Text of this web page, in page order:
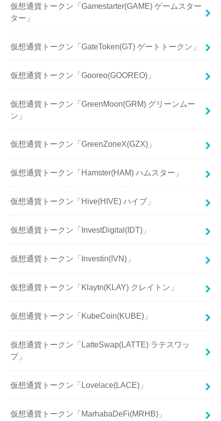
仮想通貨トークン「Gamestarter(GAME) ゲームスター
ター」
仮想通貨トークン「GateToken(GT) ゲートトークン」
仮想通貨トークン「Gooreo(GOOREO)」
仮想通貨トークン「GreenMoon(GRM) グリーンムー
ン」
仮想通貨トークン「GreenZoneX(GZX)」
仮想通貨トークン「Hamster(HAM) ハムスター」
仮想通貨トークン「Hive(HIVE) ハイブ」
仮想通貨トークン「InvestDigital(IDT)」
仮想通貨トークン「Investin(IVN)」
仮想通貨トークン「Klaytn(KLAY) クレイトン」
仮想通貨トークン「KubeCoin(KUBE)」
仮想通貨トークン「LatteSwap(LATTE) ラテスワッ
プ」
仮想通貨トークン「Lovelace(LACE)」
仮想通貨トークン「MarhabaDeFi(MRHB)」